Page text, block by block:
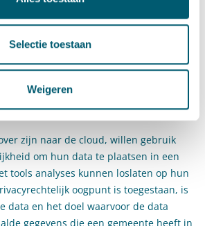
Selectie toestaan
Weigeren
de Wet Basisregistratie
Overheidsinformatie. Welke
van toepassing zijn, is afhankelijk van de
met big data?
zijn naar de cloud, willen gebruik
om hun data te plaatsen in een
tools analyses kunnen loslaten op hun
oogpunt is toegestaan, is
data en het doel waarvoor de data
gegevens die een gemeente heeft in